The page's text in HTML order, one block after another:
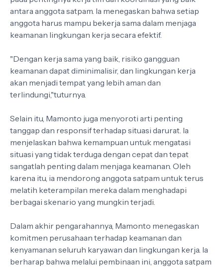
antara anggota satpam. Ia menegaskan bahwa setiap
anggota harus mampu bekerja sama dalam menjaga
keamanan lingkungan kerja secara efektif.
"Dengan kerja sama yang baik, risiko gangguan
keamanan dapat diminimalisir, dan lingkungan kerja
akan menjadi tempat yang lebih aman dan
terlindungi,"tuturnya.
Selain itu, Mamonto juga menyoroti arti penting
tanggap dan responsif terhadap situasi darurat. Ia
menjelaskan bahwa kemampuan untuk mengatasi
situasi yang tidak terduga dengan cepat dan tepat
sangatlah penting dalam menjaga keamanan. Oleh
karena itu, ia mendorong anggota satpam untuk terus
melatih keterampilan mereka dalam menghadapi
berbagai skenario yang mungkin terjadi.
Dalam akhir pengarahannya, Mamonto menegaskan
komitmen perusahaan terhadap keamanan dan
kenyamanan seluruh karyawan dan lingkungan kerja. Ia
berharap bahwa melalui pembinaan ini, anggota satpam